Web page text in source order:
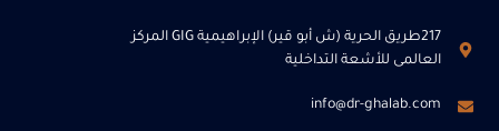
217طريق الحرية (ش أبو قير) الإبراهيمية GIG المركز
العالمى للأشعة التداخلية
info@dr-ghalab.com